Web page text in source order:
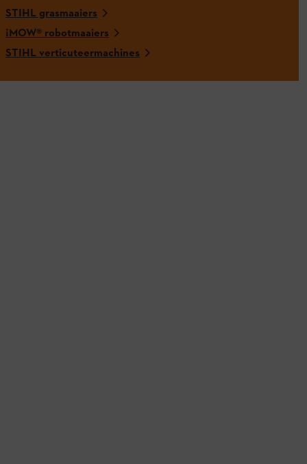
STIHL grasmaaiers
¡MOW® robotmaaiers
STIHL verticuteermachines